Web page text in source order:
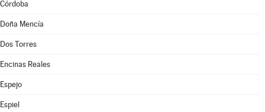
Córdoba
Doña Mencía
Dos Torres
Encinas Reales
Espejo
Espiel